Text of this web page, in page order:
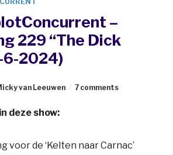
–
229 “The Dick
6-2024)
van Leeuwen 7 comments
deze show:
voor de ‘Kelten naar Carnac’